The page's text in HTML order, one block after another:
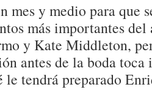
mes y medio para que
más importantes
y Kate Middleton,
antes de la boda toca
le tendrá preparado